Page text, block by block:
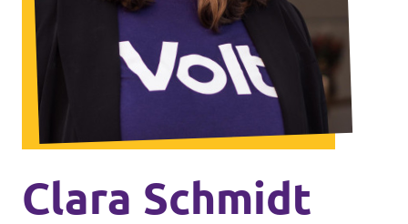
Unsere Events
Mache bei uns mit!
Deine Spende für Volt!
Clara Schmidt